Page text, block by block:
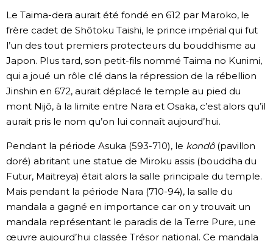
Le Taima-dera aurait été fondé en 612 par Maroko, le
frère cadet de Shôtoku Taishi, le prince impérial qui fut
l’un des tout premiers protecteurs du bouddhisme au
Japon. Plus tard, son petit-fils nommé Taima no Kunimi,
qui a joué un rôle clé dans la répression de la rébellion
Jinshin en 672, aurait déplacé le temple au pied du
mont Nijô, à la limite entre Nara et Osaka, c’est alors qu’il
aurait pris le nom qu’on lui connaît aujourd’hui.
Pendant la période Asuka (593-710), le kondô(pavillon
doré) abritant une statue de Miroku assis (bouddha du
Futur, Maitreya) était alors la salle principale du temple.
Mais pendant la période Nara (710-94), la salle du
mandala a gagné en importance car on y trouvait un
mandala représentant le paradis de la Terre Pure, une
œuvre aujourd’hui classée Trésor national. Ce mandala